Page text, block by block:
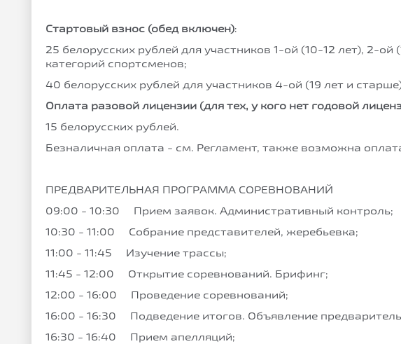
Стартовый взнос (обед включен):
25 белорусских рублей для участников 1-ой (10-12 лет), 2-ой
категорий спортсменов;
40 белорусских рублей для участников 4-ой (19 лет и
Оплата разовой лицензии (для тех, у кого нет годовой
15 белорусских рублей.
Безналичная оплата - см. Регламент, также возможна
ПРЕДВАРИТЕЛЬНАЯ ПРОГРАММА СОРЕВНОВАНИЙ
09:00 - 10:30 Прием заявок. Административный контроль;
10:30 - 11:00 Собрание представителей, жеребьевка;
11:00 - 11:45 Изучение трассы;
11:45 - 12:00 Открытие соревнований. Брифинг;
12:00 - 16:00 Проведение соревнований;
16:00 - 16:30 Подведение итогов. Объявление
16:30 - 16:40 Прием апелляций;